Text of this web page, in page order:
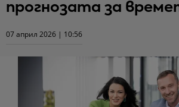
прогнозата за
07 април 2026 | 10:56